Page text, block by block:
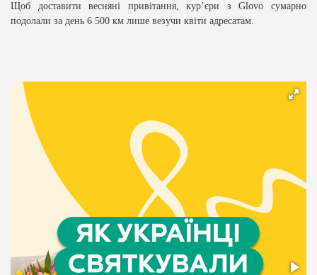
Щоб доставити весняні привітання, кур’єри з Glovo сумарно
подолали за день 6 500 км лише везучи квіти адресатам.